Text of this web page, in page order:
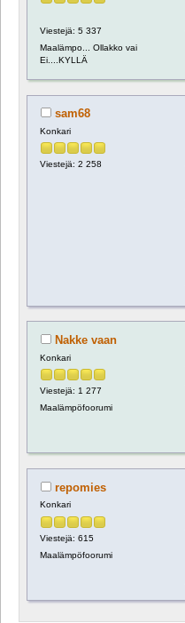
Viestejä: 5 337
Maalämpo... Ollakko vai
Ei....KYLLÄ
sam68
Konkari
Viestejä: 2 258
Nakke vaan
Konkari
Viestejä: 1 277
Maalämpöfoorumi
repomies
Konkari
Viestejä: 615
Maalämpöfoorumi